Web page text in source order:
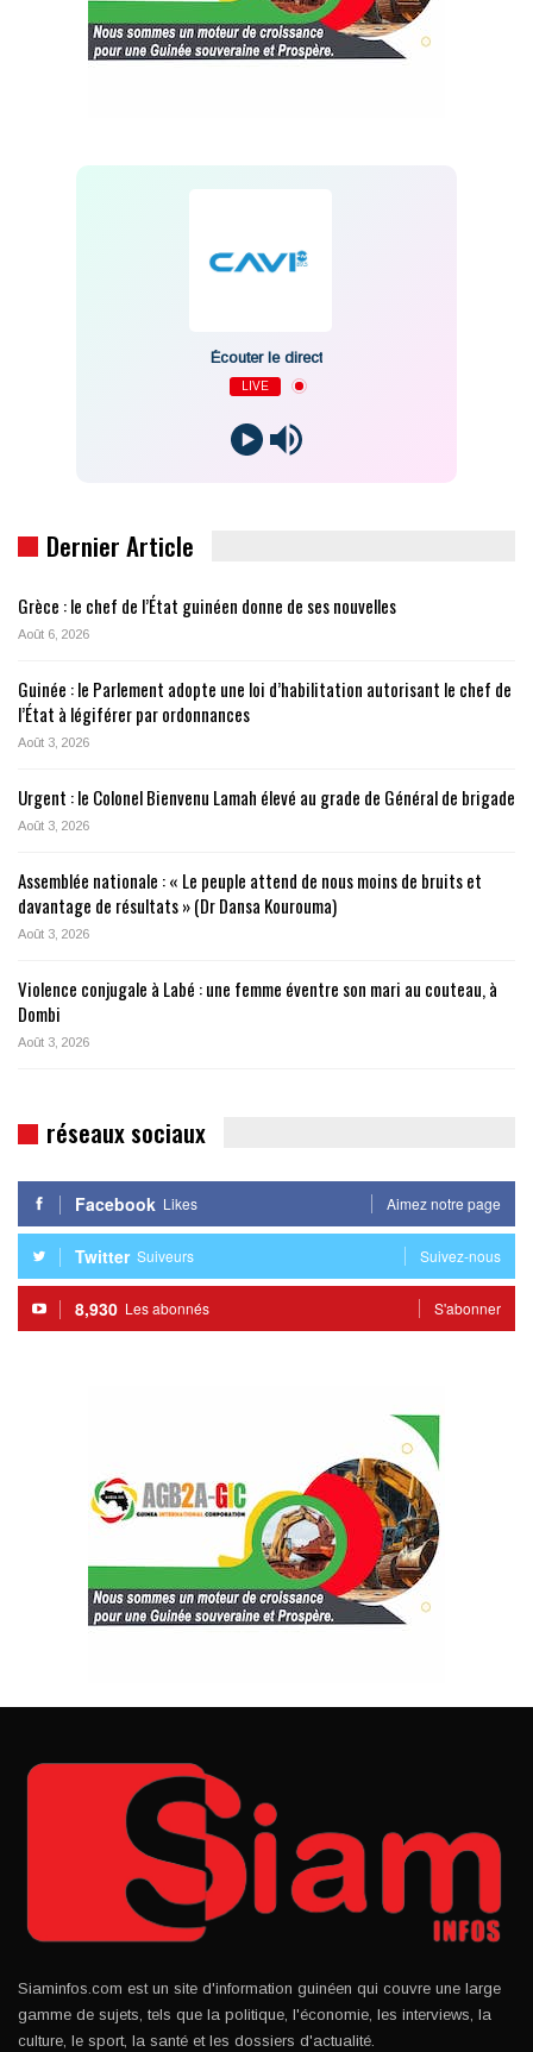
Écouter le direct
LIVE
Dernier Article
Grèce : le chef de l’État guinéen donne de ses nouvelles
Août 6, 2026
Guinée : le Parlement adopte une loi d’habilitation autorisant le chef de
l’État à légiférer par ordonnances
Août 3, 2026
Urgent : le Colonel Bienvenu Lamah élevé au grade de Général de brigade
Août 3, 2026
Assemblée nationale : « Le peuple attend de nous moins de bruits et
davantage de résultats » (Dr Dansa Kourouma)
Août 3, 2026
Violence conjugale à Labé : une femme éventre son mari au couteau, à
Dombi
Août 3, 2026
réseaux sociaux
Facebook Likes Aimez notre page
Twitter Suiveurs Suivez-nous
8,930 Les abonnés S'abonner
Siaminfos.com est un site d'information guinéen qui couvre une large
gamme de sujets, tels que la politique, l'économie, les interviews, la
culture, le sport, la santé et les dossiers d'actualité.